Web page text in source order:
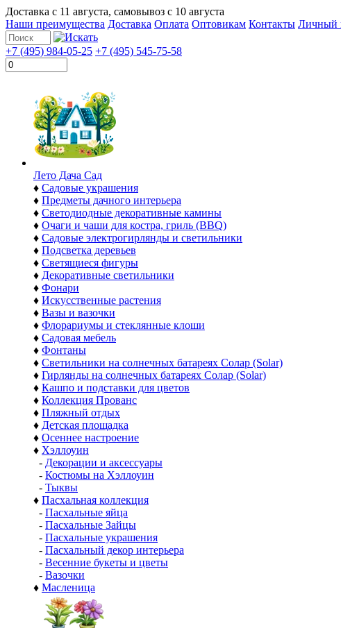
Доставка с 11 августа, самовывоз с 10 августа
Наши преимущества Доставка Оплата Оптовикам Контакты Личный
+7 (495) 984-05-25 +7 (495) 545-75-58
Лето Дача Сад
♦ Садовые украшения
♦ Предметы дачного интерьера
♦ Светодиодные декоративные камины
♦ Очаги и чаши для костра, гриль (BBQ)
♦ Садовые электрогирлянды и светильники
♦ Подсветка деревьев
♦ Светящиеся фигуры
♦ Декоративные светильники
♦ Фонари
♦ Искусственные растения
♦ Вазы и вазочки
♦ Флорариумы и стеклянные клоши
♦ Садовая мебель
♦ Фонтаны
♦ Светильники на солнечных батареях Солар (Solar)
♦ Гирлянды на солнечных батареях Солар (Solar)
♦ Кашпо и подставки для цветов
♦ Коллекция Прованс
♦ Пляжный отдых
♦ Детская площадка
♦ Осеннее настроение
♦ Хэллоуин
- Декорации и аксессуары
- Костюмы на Хэллоуин
- Тыквы
♦ Пасхальная коллекция
- Пасхальные яйца
- Пасхальные Зайцы
- Пасхальные украшения
- Пасхальный декор интерьера
- Весенние букеты и цветы
- Вазочки
♦ Масленица